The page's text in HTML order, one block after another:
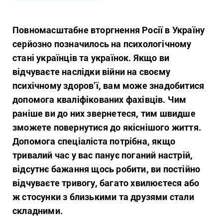
Повномасштабне вторгнення Росії в Україну
серйозно позначилось на психологічному
стані українців та українок. Якщо ви
відчуваєте наслідки війни на своєму
психічному здоров’ї, вам може знадобитися
допомога кваліфікованих фахівців. Чим
раніше ви до них звернетеся, тим швидше
зможете повернутися до якіснішого життя.
Допомога спеціаліста потрібна, якщо
тривалий час у вас панує поганий настрій,
відсутнє бажання щось робити, ви постійно
відчуваєте тривогу, багато хвилюєтеся або
ж стосунки з близькими та друзями стали
складними.